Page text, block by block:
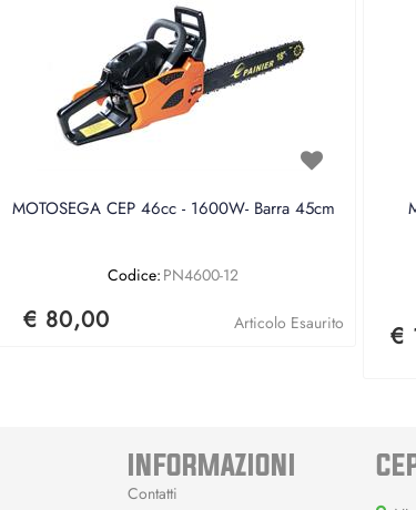
MOTOSEGA CEP 46cc - 1600W- Barra 45cm
Codice: PN4600-12
€ 80,00 Articolo Esaurito €
INFORMAZIONI
Contatti